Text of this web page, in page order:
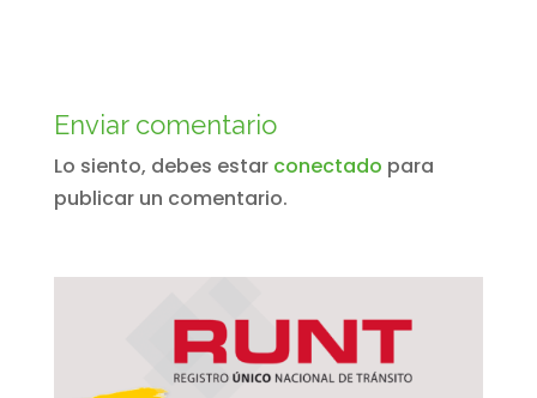
Enviar comentario
Lo siento, debes estar conectado para
publicar un comentario.